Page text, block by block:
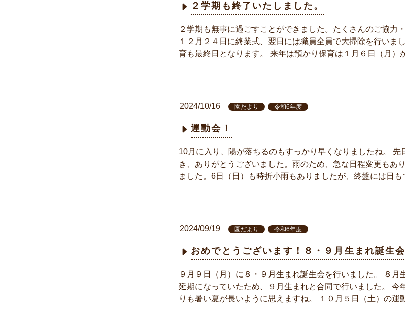
２学期も終了いたしました。
２学期も無事に過ごすことができました。たくさんのご協力
１２月２４日に終業式、翌日には職員全員で大掃除を行いま
育も最終日となります。 来年は預かり保育は１月６日（月）
2024/10/16 園だより 令和6年度
運動会！
10月に入り、陽が落ちるのもすっかり早くなりましたね。 先
き、ありがとうございました。雨のため、急な日程変更もあ
ました。6日（日）も時折小雨もありましたが、終盤には日
2024/09/19 園だより 令和6年度
おめでとうございます！８・９月生まれ誕生会
９月９日（月）に８・９月生まれ誕生会を行いました。 ８月
延期になっていたため、９月生まれと合同で行いました。 今
りも暑い夏が長いように思えますね。 １０月５日（土）の運